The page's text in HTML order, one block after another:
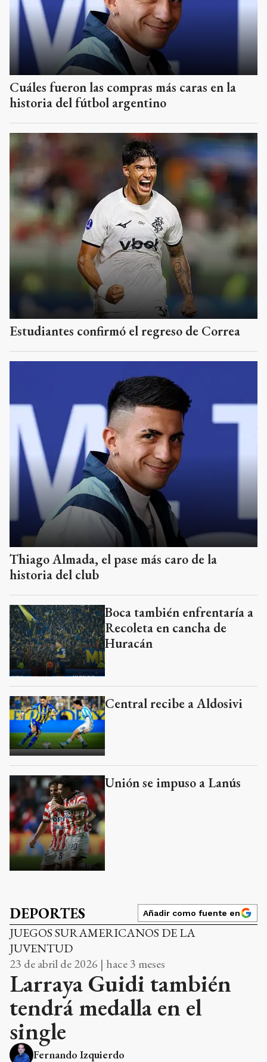
Cuáles fueron las compras más caras en la
historia del fútbol argentino
Estudiantes confirmó el regreso de Correa
Thiago Almada, el pase más caro de la
historia del club
Boca también enfrentaría a
Recoleta en cancha de
Huracán
Central recibe a Aldosivi
Unión se impuso a Lanús
DEPORTES Añadir como fuente en
JUEGOS SURAMERICANOS DE LA
JUVENTUD
23 de abril de 2026 | hace 3 meses
Larraya Guidi también
tendrá medalla en el
single
Fernando Izquierdo